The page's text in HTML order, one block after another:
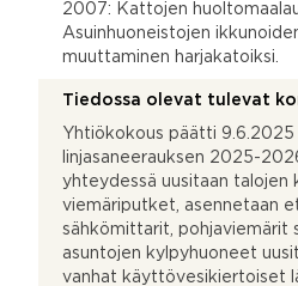
2007: Kattojen
Asuinhuoneistojen
muuttaminen harjakatoiksi.
Tiedossa olevat tulevat
Yhtiökokous päätti
linjasaneerauksen 2025-
yhteydessä uusitaan talojen
viemäriputket, asennetaan
sähkömittarit, pohjaviemärit
asuntojen kylpyhuoneet
vanhat käyttövesikiertoiset